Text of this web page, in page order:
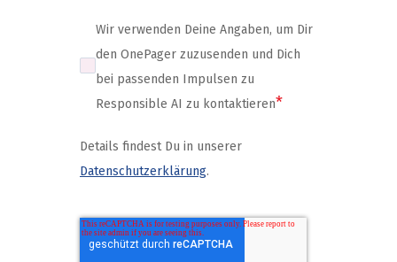
Wir verwenden Deine Angaben, um Dir
den OnePager zuzusenden und Dich
bei passenden Impulsen zu
Responsible AI zu kontaktieren*
Details findest Du in unserer
Datenschutzerklärung.